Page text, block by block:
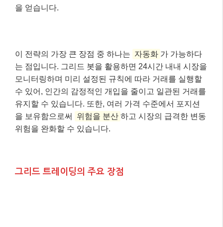
을 얻습니다.
이 전략의 가장 큰 장점 중 하나는 자동화 가 가능하다
는 점입니다. 그리드 봇을 활용하면 24시간 내내 시장을
모니터링하며 미리 설정된 규칙에 따라 거래를 실행할
수 있어, 인간의 감정적인 개입을 줄이고 일관된 거래를
유지할 수 있습니다. 또한, 여러 가격 수준에서 포지션
을 보유함으로써
위험을 분산 하고 시장의 급격한 변동
위험을 완화할 수 있습니다.
그리드 트레이딩의 주요 장점